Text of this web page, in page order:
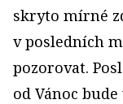
skryto mírné
v posledních
pozorovat.
od Vánoc